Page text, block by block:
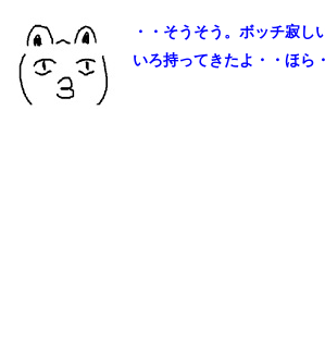
・・そうそう。ボッチ寂し
いろ持ってきたよ・・ほら